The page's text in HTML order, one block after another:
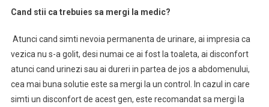
Cand stii ca trebuies sa mergi la medic?
Atunci cand simti nevoia permanenta de urinare, ai impresia ca
vezica nu s-a golit, desi numai ce ai fost la toaleta, ai disconfort
atunci cand urinezi sau ai dureri in partea de jos a abdomenului,
cea mai buna solutie este sa mergi la un control. In cazul in care
simti un disconfort de acest gen, este recomandat sa mergi la